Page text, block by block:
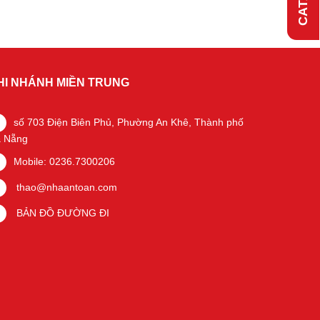
NHÁNH MIỀN TRUNG
số 703 Điện Biên Phủ, Phường An Khê, Thành phố
Nẵng
Mobile: 0236.7300206
thao@nhaantoan.com
BẢN ĐỒ ĐƯỜNG ĐI